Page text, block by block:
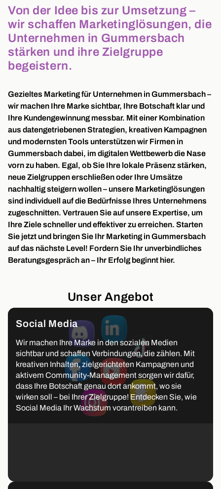
Von der Idee bis zur Umsetzung –
wir schaffen Marketinglösungen, die
Unternehmen in Gummersbach
stärken und ihre Zielgruppe
begeistern.
Gezieltes Marketing für Unternehmen in Gummersbach –
wir machen Ihre Marke sichtbar, Ihre Botschaft klar und
Ihre Kundengewinnung messbar. Mit einer Kombination
aus datengetriebenen Strategien, kreativen Kampagnen
und modernsten Tools unterstützen wir Firmen in
Gummersbach dabei, im digitalen Wettbewerb die Nase
vorn zu haben. Egal, ob Sie Ihre lokale Präsenz stärken,
neue Zielgruppen erschließen oder Ihre Umsätze
nachhaltig steigern wollen – unsere Marketinglösungen
sind individuell auf die Bedürfnisse Ihres Unternehmens
zugeschnitten. Vertrauen Sie auf unsere Expertise, um
Ihre Ziele schneller und effektiver zu erreichen. Starten
Sie jetzt und bringen Sie Ihr Marketing in Gummersbach
auf das nächste Level! Fordern Sie Ihr unverbindliches
Beratungsgespräch an – Ihr Erfolg beginnt hier.
Unser Angebot
Social Media
Wir machen Ihre Marke in den sozialen Medien
sichtbar und schaffen Verbindungen, die zählen. Mit
kreativen Inhalten, zielgerichteten Kampagnen und
aktivem Community-Management sorgen wir dafür,
dass Ihre Botschaft genau dort ankommt, wo sie
wirken soll – bei Ihrer Zielgruppe! Entdecken Sie, wie
Social Media Ihr Wachstum vorantreiben kann.